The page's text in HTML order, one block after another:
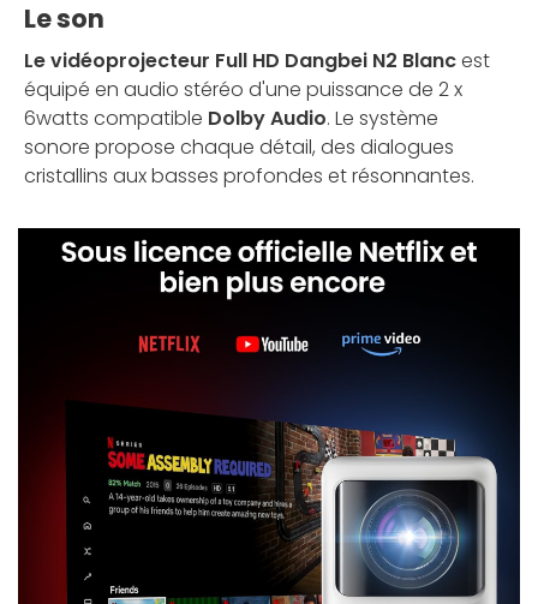
Le son
Le vidéoprojecteur Full HD Dangbei N2 Blancest
équipé en audio stéréo d'une puissance de 2 x
6watts compatible Dolby Audio. Le système
sonore propose chaque détail, des dialogues
cristallins aux basses profondes et résonnantes.